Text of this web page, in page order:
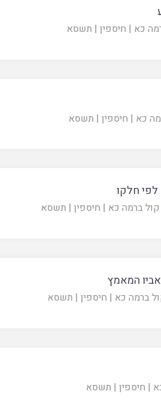
כא | חיספין | תשסא
כא | חיספין | תשסא
חלקו
קול ברמה כא | חיספין | תשסא
המאמץ
ברמה כא | חיספין | תשסא
| חיספין | תשסא